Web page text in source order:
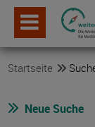
Startseite
Neue Suche